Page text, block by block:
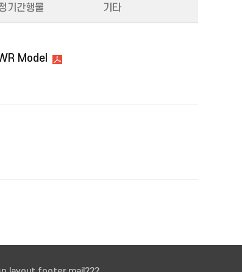
기간행물 기타
Model